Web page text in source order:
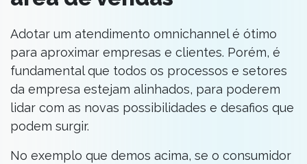
Adotar um atendimento omnichannel é ótimo
para aproximar empresas e clientes. Porém, é
fundamental que todos os processos e setores
da empresa estejam alinhados, para poderem
lidar com as novas possibilidades e desafios que
podem surgir.
No exemplo que demos acima, se o consumidor